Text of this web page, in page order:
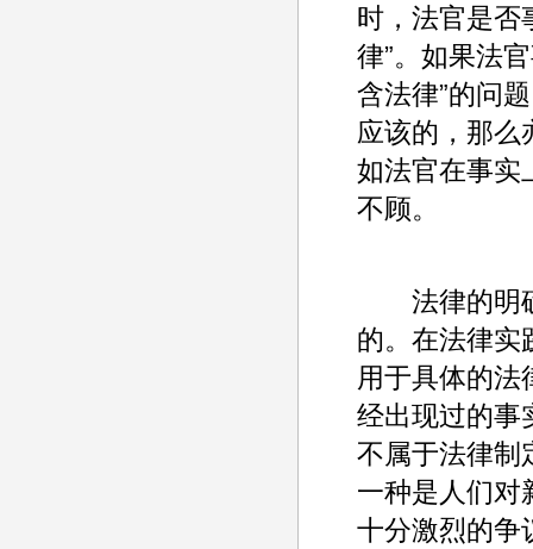
时，法官是否
律”。如果法
含法律”的问
应该的，那么
如法官在事实
不顾。
法律的明确
的。在法律实
用于具体的法
经出现过的事
不属于法律制
一种是人们对
十分激烈的争